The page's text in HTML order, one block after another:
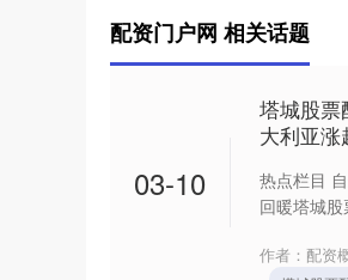
配资门户网 相关话题
03-10
塔城股票
大利亚涨
热点栏目
回暖塔城
作者：配资